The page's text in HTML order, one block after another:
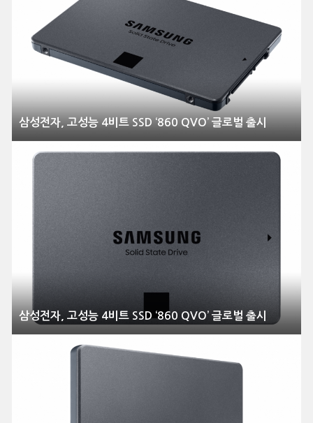
삼성전자, 고성능 4비트 SSD ‘860 QVO’ 글로벌 출시
삼성전자, 고성능 4비트 SSD ‘860 QVO’ 글로벌 출시